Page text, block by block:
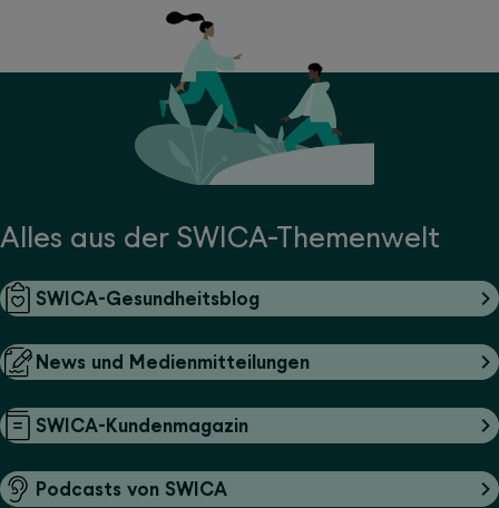
Alles aus der SWICA-Themenwelt
SWICA-Gesundheitsblog
News und Medienmitteilungen
SWICA-Kundenmagazin
Podcasts von SWICA